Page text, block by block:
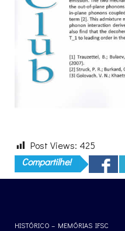
Post Views: 425
Compartilhe!
HISTÓRICO – MEMÓRIAS IFSC